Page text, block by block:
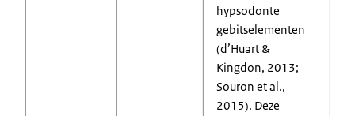
hypsodonte
gebitselementen
(d’Huart &
Kingdon, 2013;
Souron et al.,
2015). Deze